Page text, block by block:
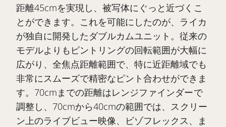
距離45cmを実現し、被写体にぐっと近づくこ
とができます。これを可能にしたのが、ライカ
が独自に開発したダブルカムユニット。従来の
モデルよりもピントリングの回転範囲が大幅に
広がり、全焦点距離範囲で、特に近距離域でも
非常にスムーズで精密なピント合わせができま
す。70cmまでの距離はレンジファインダーで
調整し、70cmから40cmの範囲では、スクリー
ン上のライブビュー映像、ビゾフレックス、ま